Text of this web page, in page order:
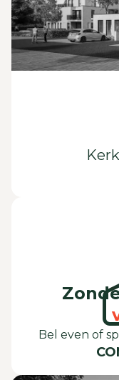
Bel even of